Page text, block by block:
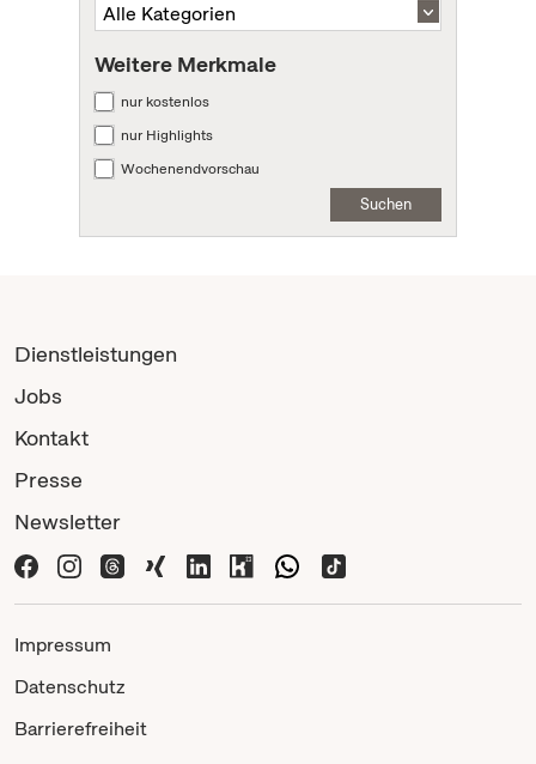
Weitere Merkmale
nur kostenlos
nur Highlights
Wochenendvorschau
Suchen
Dienstleistungen
Jobs
Kontakt
Presse
Newsletter
Impressum
Datenschutz
Barrierefreiheit